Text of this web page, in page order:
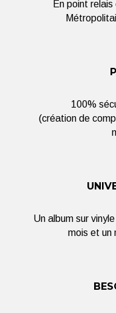
En point
100%
(création de
Un album sur
mois et un